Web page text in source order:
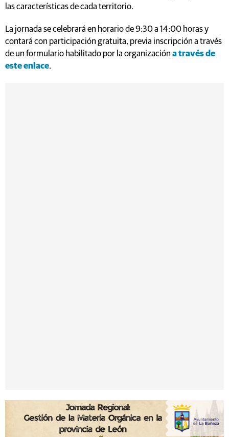
las características de cada territorio.
La jornada se celebrará en horario de 9:30 a 14:00 horas y
contará con participación gratuita, previa inscripción a través
de un formulario habilitado por la organización a través de
este enlace.